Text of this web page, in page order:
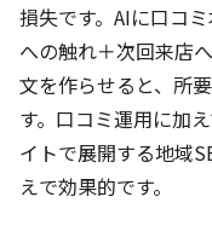
損失です。AIに口コ
への触れ＋次回来店
文を作らせると、所
す。口コミ運用に加
イトで展開する地域
えで効果的です。